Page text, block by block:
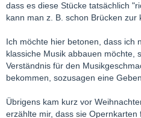
dass es diese Stücke tatsächlich
kann man z. B. schon Brücken zur
Ich möchte hier betonen, dass ich
klassiche Musik abbauen möchte,
Verständnis für den
bekommen, sozusagen eine
Übrigens kam kurz vor
erzählte mir, dass sie